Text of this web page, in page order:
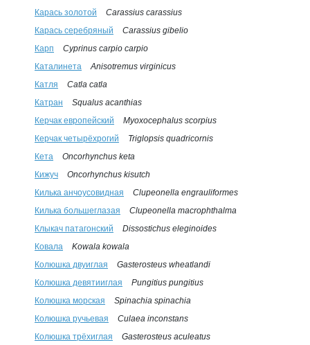
Карась золотой
Carassius carassius
Карась серебряный
Carassius gibelio
Карп
Cyprinus carpio carpio
Каталинета
Anisotremus virginicus
Катля
Catla catla
Катран
Squalus acanthias
Керчак европейский
Myoxocephalus scorpius
Керчак четырёхрогий
Triglopsis quadricornis
Кета
Oncorhynchus keta
Кижуч
Oncorhynchus kisutch
Килька анчоусовидная
Clupeonella engrauliformes
Килька большеглазая
Clupeonella macrophthalma
Клыкач патагонский
Dissostichus eleginoides
Ковала
Kowala kowala
Колюшка двуиглая
Gasterosteus wheatlandi
Колюшка девятииглая
Pungitius pungitius
Колюшка морская
Spinachia spinachia
Колюшка ручьевая
Culaea inconstans
Колюшка трёхиглая
Gasterosteus aculeatus